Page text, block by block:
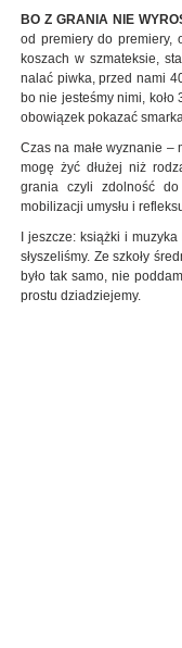
BO Z GRANIA NIE
od premiery do premiery,
koszach w szmateksie,
nalać piwka, przed nami
bo nie jesteśmy nimi,
obowiązek pokazać
Czas na małe wyznanie –
mogę żyć dłużej niż
grania czyli zdolność
mobilizacji umysłu i
I jeszcze: książki i
słyszeliśmy. Ze szkoły
było tak samo, nie
prostu dziadziejemy.